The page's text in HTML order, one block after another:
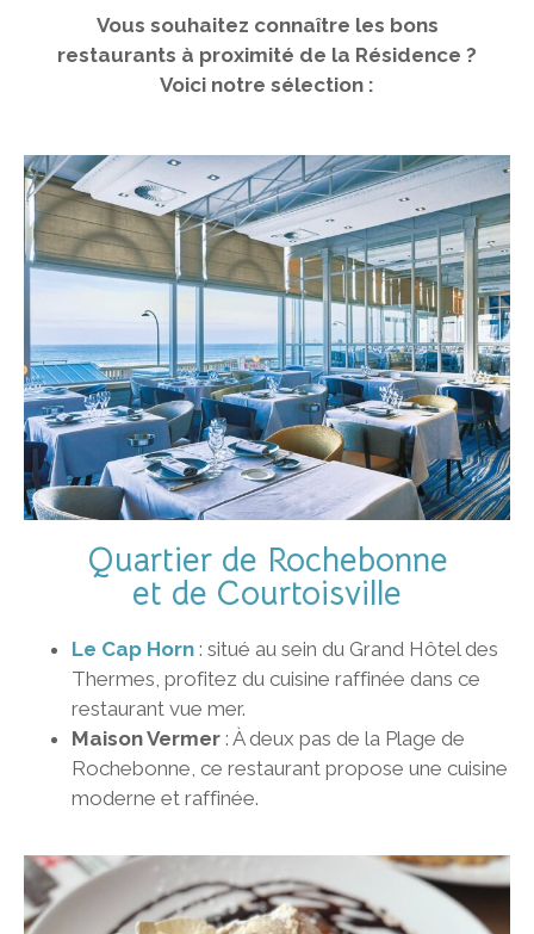
Vous souhaitez connaître les bons
restaurants à proximité de la Résidence ?
Voici notre sélection :
Quartier de Rochebonne
et de Courtoisville
Le Cap Horn : situé au sein du Grand Hôtel des
Thermes, profitez du cuisine raffinée dans ce
restaurant vue mer.
Maison Vermer : À deux pas de la Plage de
Rochebonne, ce restaurant propose une cuisine
moderne et raffinée.